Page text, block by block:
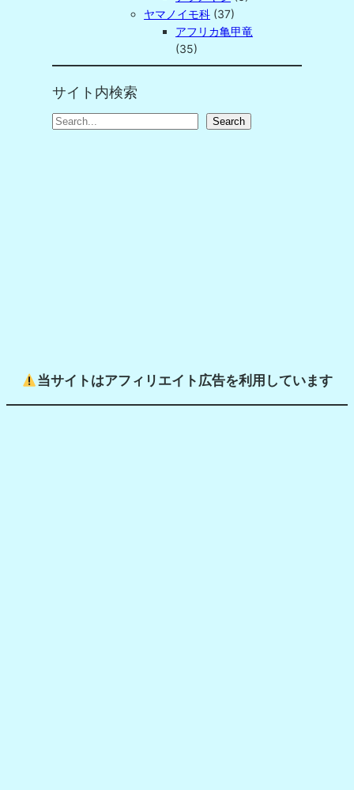
ヤマノイモ科 (37)
アフリカ亀甲竜
(35)
サイト内検索
S
Search
当サイトはアフィリエイト広告を利用しています